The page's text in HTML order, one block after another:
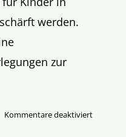
werden.
zur
Kommentare deaktiviertfür